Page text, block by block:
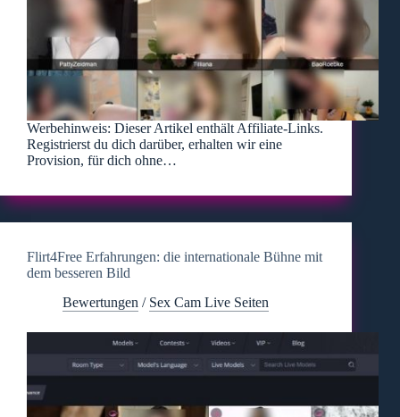
Werbehinweis: Dieser Artikel enthält Affiliate-Links.
Registrierst du dich darüber, erhalten wir eine
Provision, für dich ohne…
Flirt4Free Erfahrungen: die internationale Bühne mit
dem besseren Bild
Bewertungen / Sex Cam Live Seiten